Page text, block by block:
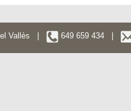
Vallès | 649 659 434 |